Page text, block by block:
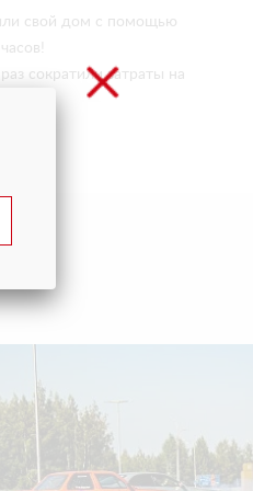
свой дом с помощью
сократили затраты на